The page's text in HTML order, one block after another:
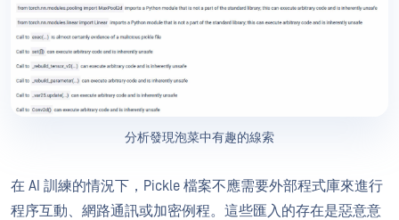
分析發現泡菜中有趣的線索
在 AI 訓練的情況下，Pickle 檔案不應需要外部程式庫來進行
程序互動、網路通訊或加密例程。這些匯入的存在是惡意意